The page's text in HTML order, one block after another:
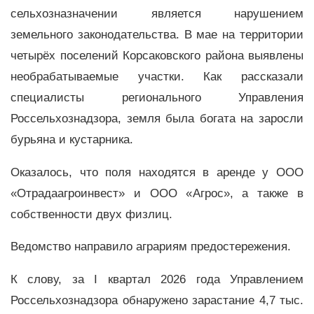
сельхозназначении является нарушением
земельного законодательства. В мае на территории
четырёх поселений Корсаковского района выявлены
необрабатываемые участки. Как рассказали
специалисты регионального Управления
Россельхознадзора, земля была богата на заросли
бурьяна и кустарника.
Оказалось, что поля находятся в аренде у ООО
«Отрадаагроинвест» и ООО «Агрос», а также в
собственности двух физлиц.
Ведомство направило аграриям предостережения.
К слову, за I квартал 2026 года Управлением
Россельхознадзора обнаружено зарастание 4,7 тыс.